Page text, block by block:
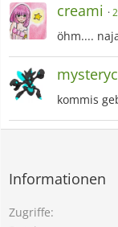
creami
öhm....
kommis
Informationen
Zugriffe